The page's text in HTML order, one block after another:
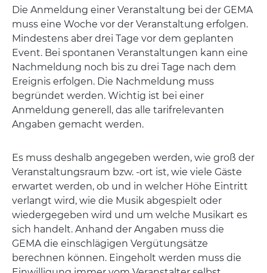
Die Anmeldung einer Veranstaltung bei der GEMA
muss eine Woche vor der Veranstaltung erfolgen.
Mindestens aber drei Tage vor dem geplanten
Event. Bei spontanen Veranstaltungen kann eine
Nachmeldung noch bis zu drei Tage nach dem
Ereignis erfolgen. Die Nachmeldung muss
begründet werden. Wichtig ist bei einer
Anmeldung generell, das alle tarifrelevanten
Angaben gemacht werden.
Es muss deshalb angegeben werden, wie groß der
Veranstaltungsraum bzw. -ort ist, wie viele Gäste
erwartet werden, ob und in welcher Höhe Eintritt
verlangt wird, wie die Musik abgespielt oder
wiedergegeben wird und um welche Musikart es
sich handelt. Anhand der Angaben muss die
GEMA die einschlägigen Vergütungsätze
berechnen können. Eingeholt werden muss die